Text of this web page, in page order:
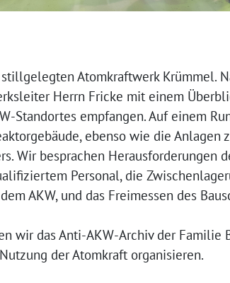
Atomkraftwerk Krümmel.
Herrn Fricke mit einem
Standortes empfangen. Auf einem
ebenso wie die Anlagen
Wir besprachen Herausforderungen
Personal, die
AKW, und das Freimessen des
wir das Anti-AKW-Archiv der
der Atomkraft organisieren.